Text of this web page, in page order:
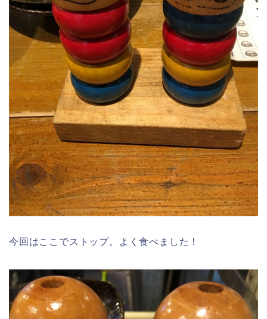
今回はここでストップ。よく食べました！